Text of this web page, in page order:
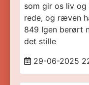
som gir os liv og
rede, og ræven
849 Igen berørt
det stille
29-06-2025